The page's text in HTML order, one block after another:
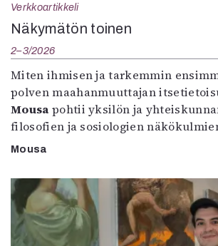
Verkkoartikkeli
Näkymätön toinen
2–3/2026
Miten ihmisen ja tarkemmin
polven maahanmuuttajan
Mousa pohtii yksilön ja
filosofien ja sosiologien
Mousa